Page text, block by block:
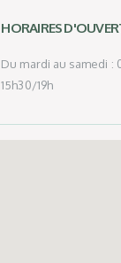
HORAIRES
Du mardi au samedi :
15h30/19h